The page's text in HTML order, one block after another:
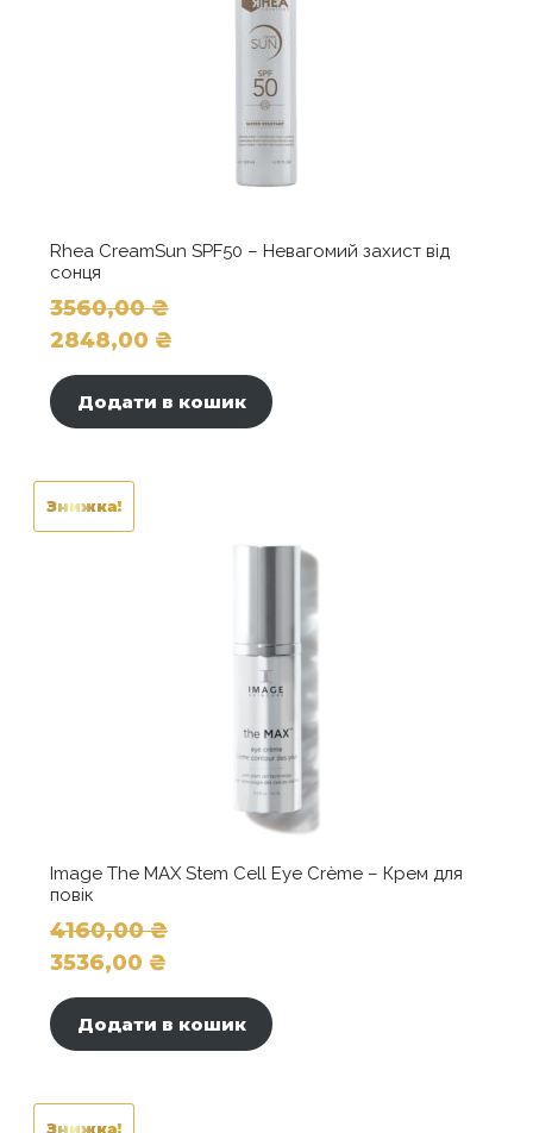
Rhea CreamSun SPF50 – Невагомий захист від
сонця
3560,00₴
Оригінальна
3560,00 ₴.
2848,00 ₴
ціна:
2848,00 ₴.
Додати в кошик
Знижка!
Image The MAX Stem Cell Eye Crème – Крем для
повік
4160,00₴
Оригінальна
4160,00 ₴.
3536,00 ₴
ціна:
3536,00 ₴.
Додати в кошик
Знижка!